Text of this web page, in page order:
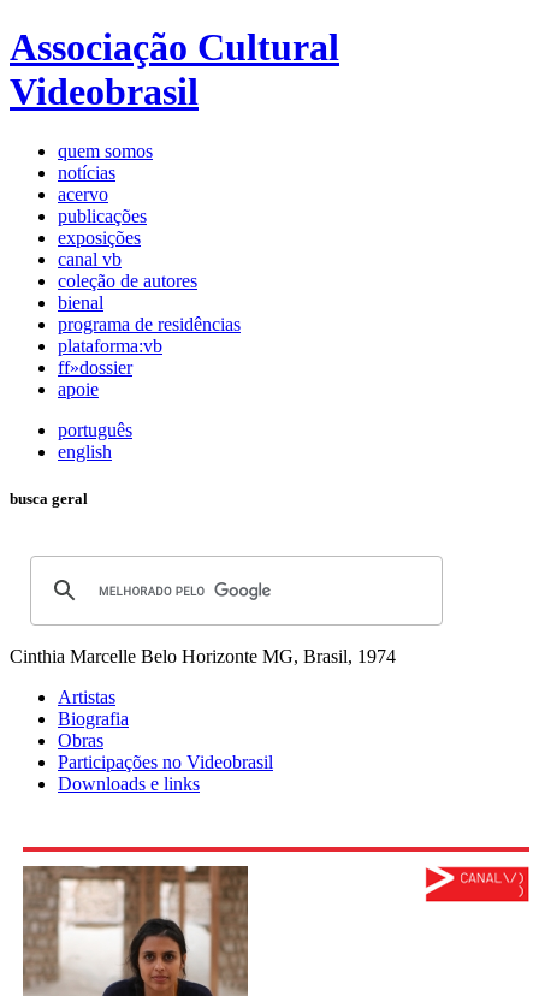
Associação Cultural
Videobrasil
quem somos
notícias
acervo
publicações
exposições
canal vb
coleção de autores
bienal
programa de residências
plataforma:vb
ff»dossier
apoie
português
english
busca geral
Cinthia Marcelle Belo Horizonte MG, Brasil, 1974
Artistas
Biografia
Obras
Participações no Videobrasil
Downloads e links